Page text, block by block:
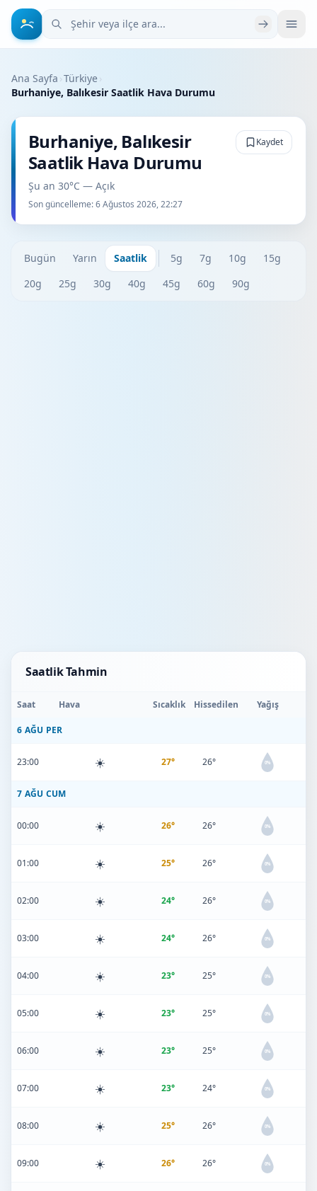
Şehir veya ilçe ara
Ana Sayfa ›Türkiye›
Burhaniye, Balıkesir Saatlik Hava Durumu
Burhaniye, Balıkesir
Saatlik Hava Durumu
Şu an 30°C — Açık
Son güncelleme:6 Ağustos 2026, 22:27
Kaydet
Bugün Yarın Saatlik 5g 7g 10g
15g
20g
25g 30g 40g 45g 60g 90g
Saatlik Tahmin
Saat Hava Sıcaklık Hissedilen Yağış
6 AĞU PER
23:00 ☀️ 27° 26° 0%
7 AĞU CUM
00:00 ☀️ 26° 26° 0%
01:00 ☀️ 25° 26° 0%
02:00 ☀️ 24° 26° 0%
03:00 ☀️ 24° 26° 0%
04:00 ☀️ 23° 25° 0%
05:00 ☀️ 23° 25° 0%
06:00 ☀️ 23° 25° 0%
07:00 ☀️ 23° 24° 0%
08:00 ☀️ 25° 26° 0%
09:00 ☀️ 26° 26° 0%